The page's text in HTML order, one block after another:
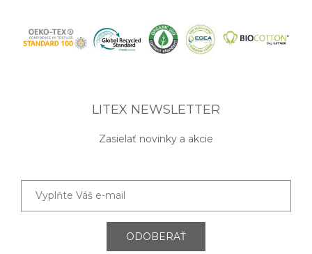
LITEX NEWSLETTER
Zasielať novinky a akcie
ODOBERAŤ